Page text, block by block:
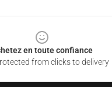
en toute confiance
from clicks to delivery